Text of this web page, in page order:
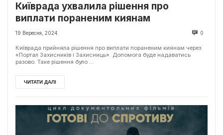
Київрада ухвалила рішення про
виплати пораненим киянам
19 Вересня, 2024 0
Київрада прийняла рішення про виплати пораненим киянам через
«Портал Захисників і Захисниць». Допомога буде надаватись
разово. Таке рішення було ...
ЧИТАТИ ДАЛІ